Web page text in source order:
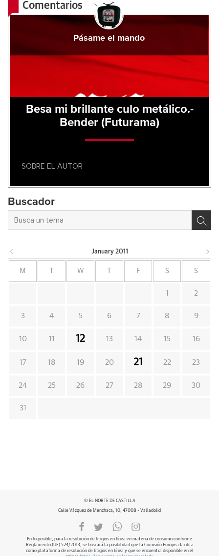
Comentarios
Pásame el mando
Besa mi brillante culo metálico.-
Bender (Futurama)
SOBRE EL AUTOR
Buscador
January 2011
M W F S S
1 2
3 4 5 6 7 8 9
10 11 12 13 14 15 16
17 18 19 20 21 22 23
24 25 26 27 28 29 30
31
© EL NORTE DE CASTILLA
Calle Vázquez de Menchaca, 10, 47008 - Valladolid
En lo posible, para la resolución de litigios en línea en materia de consumo conforme
Reglamento (UE) 524/2013, se buscará la posibilidad que la Comisión Europea facilita
como plataforma de resolución de litigios en línea y que se encuentra disponible en el